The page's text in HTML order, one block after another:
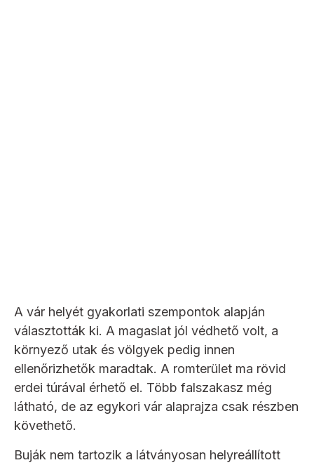
A vár helyét gyakorlati szempontok alapján
választották ki. A magaslat jól védhető volt, a
környező utak és völgyek pedig innen
ellenőrizhetők maradtak. A romterület ma rövid
erdei túrával érhető el. Több falszakasz még
látható, de az egykori vár alaprajza csak részben
követhető.
Buják nem tartozik a látványosan helyreállított